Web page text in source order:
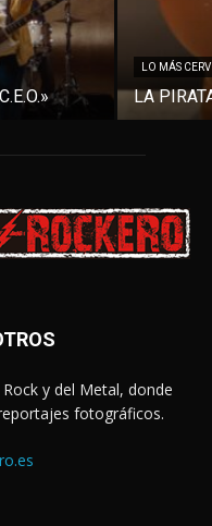
LO MÁS
LA
y del Metal, donde
fotográficos.